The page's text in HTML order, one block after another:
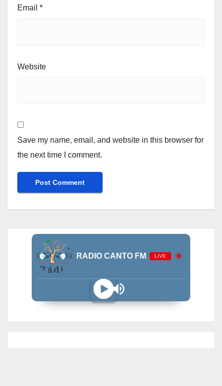
Email *
Website
Save my name, email, and website in this browser for
the next time I comment.
RADIO CANTO FM LIVE